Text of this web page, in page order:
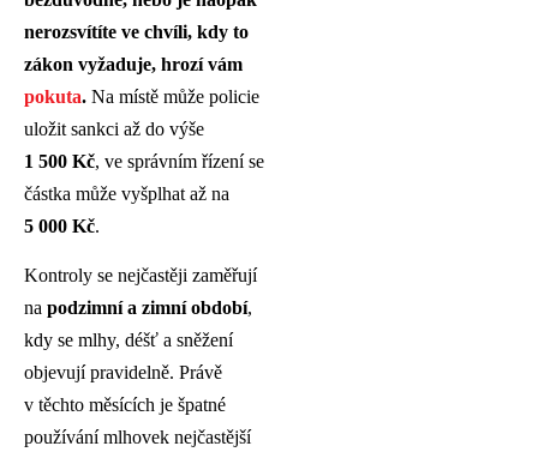
nerozsvítíte ve chvíli, kdy to
zákon vyžaduje, hrozí vám
pokuta. Na místě může policie
uložit sankci až do výše
1 500 Kč, ve správním řízení se
částka může vyšplhat až na
5 000 Kč.
Kontroly se nejčastěji zaměřují
na podzimní a zimní období,
kdy se mlhy, déšť a sněžení
objevují pravidelně. Právě
v těchto měsících je špatné
používání mlhovek nejčastější